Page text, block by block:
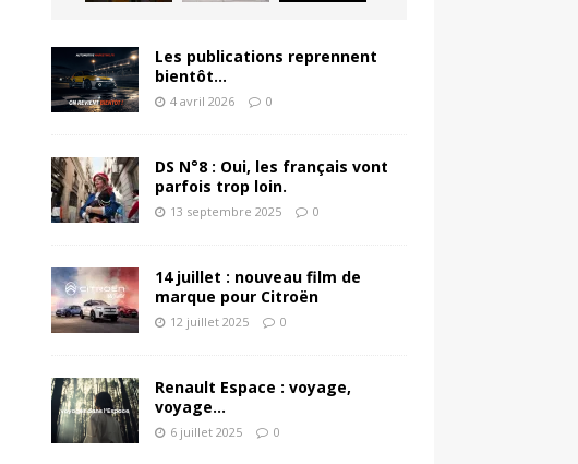
Les publications reprennent
bientôt…
4 avril 2026 0
DS N°8 : Oui, les français vont
parfois trop loin.
13 septembre 2025 0
14 juillet : nouveau film de
marque pour Citroën
12 juillet 2025 0
Renault Espace : voyage,
voyage…
6 juillet 2025 0